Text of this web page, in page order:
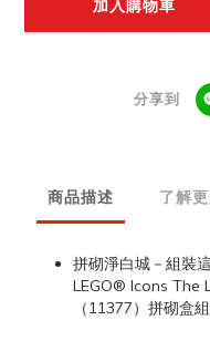
加入購物車
分享到
商品描述 了解
拼砌淨白城－組裝
LEGO® Icons The
（11377）拼砌盒